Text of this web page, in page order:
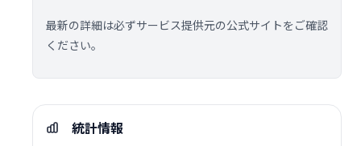
最新の詳細は必ずサービス提供元の公式サイトをご確認
ください。
統計情報